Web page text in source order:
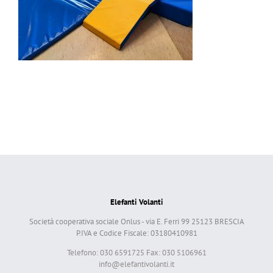
Elefanti Volanti
Società cooperativa sociale Onlus - via E. Ferri 99 25123 BRESCIA
P.IVA e Codice Fiscale: 03180410981
Telefono: 030 6591725 Fax: 030 5106961
info@elefantivolanti.it